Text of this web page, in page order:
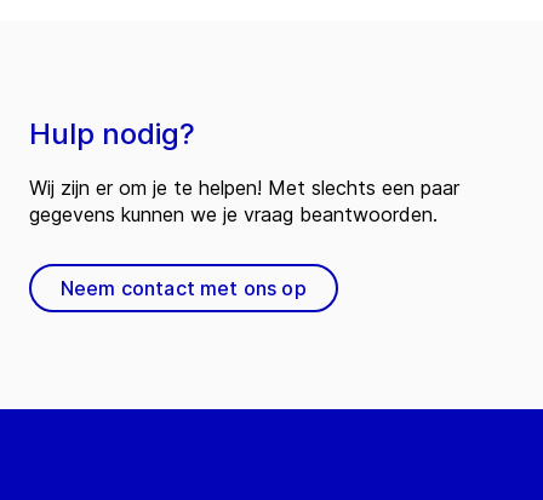
Hulp nodig?
Wij zijn er om je te helpen! Met slechts een paar
gegevens kunnen we je vraag beantwoorden.
Neem contact met ons op